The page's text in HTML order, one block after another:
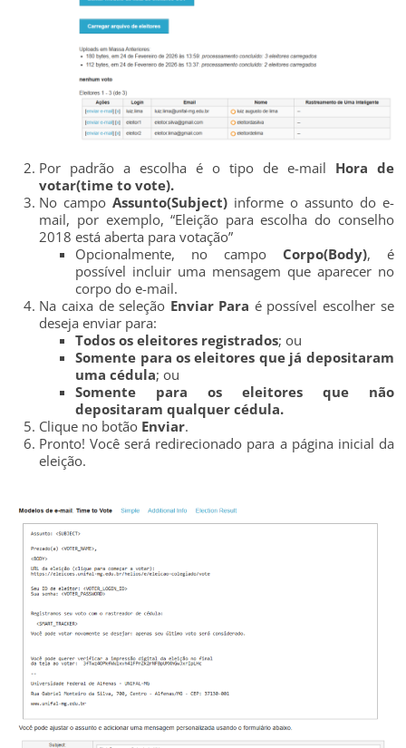
Por padrão a escolha é o tipo de e-mail Hora de
votar(time to vote).
No campoAssunto(Subject) informe o assunto do e-
mail, por exemplo, “Eleição para escolha do conselho
2018 está aberta para votação”
Opcionalmente, no campo Corpo(Body), é
possível incluir uma mensagem que aparecer no
corpo do e-mail.
Na caixa de seleção Enviar Para é possível escolher se
deseja enviar para:
Todos os eleitores registrados; ou
Somente para os eleitores que já depositaram
uma cédula; ou
Somente para os eleitores que não
depositaram qualquer cédula.
Clique no botão Enviar.
Pronto! Você será redirecionado para a página inicial da
eleição.